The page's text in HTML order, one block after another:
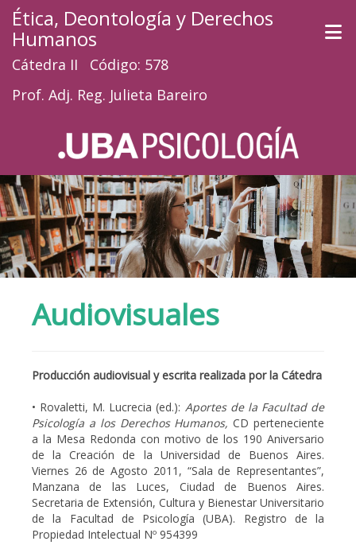
Ética, Deontología y Derechos
Humanos
Cátedra II Código: 578
Prof. Adj. Reg. Julieta Bareiro
Audiovisuales
Producción audiovisual y escrita realizada por la Cátedra
• Rovaletti, M. Lucrecia (ed.): Aportes de la Facultad de
Psicología a los Derechos Humanos, CD perteneciente
a la Mesa Redonda con motivo de los 190 Aniversario
de la Creación de la Universidad de Buenos Aires.
Viernes 26 de Agosto 2011, “Sala de Representantes”,
Manzana de las Luces, Ciudad de Buenos Aires.
Secretaria de Extensión, Cultura y Bienestar Universitario
de la Facultad de Psicología (UBA). Registro de la
Propiedad Intelectual Nº 954399